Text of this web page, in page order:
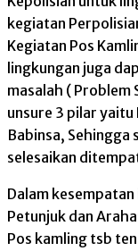
kegiatan
Kegiatan Pos
lingkungan juga
masalah ( Problem
unsure 3 pilar
Babinsa,
selesaikan
Dalam
Petunjuk dan
Pos kamling tsb